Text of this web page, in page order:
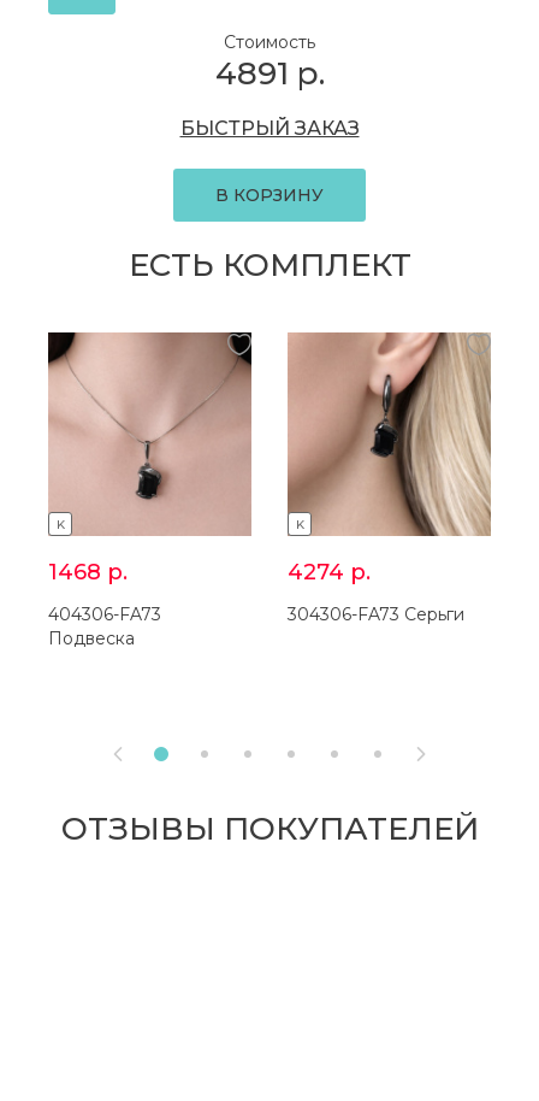
Стоимость
4891 р.
БЫСТРЫЙ ЗАКАЗ
В КОРЗИНУ
ЕСТЬ КОМПЛЕКТ
K
1468 р.
404306-FA73
Подвеска
K
4274 р.
304306-FA73 Серьги
 
ОТЗЫВЫ ПОКУПАТЕЛЕЙ